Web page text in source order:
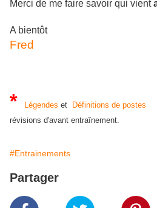
Merci de me faire savoir qui vient
A bientôt
Fred
* Légendes et Définitions de postes
révisions d'avant entraînement.
#Entrainements
Partager